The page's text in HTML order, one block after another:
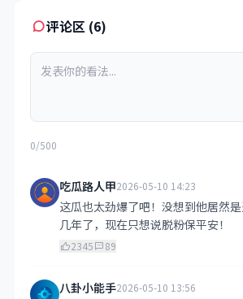
评论区 (6)
0/500
吃瓜路人甲2026-05-10 14:23
这瓜也太劲爆了吧！没想到他居然
几年了，现在只想说脱粉保平安！
2345 89
八卦小能手2026-05-10 13:56